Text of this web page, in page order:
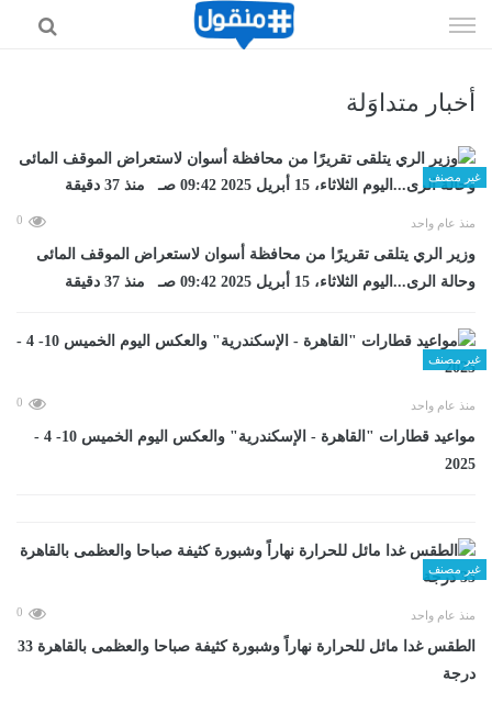
الى
أخبار متداوَلة
غير مصنف
منذ عام واحد 0
وزير الري يتلقى تقريرًا من محافظة أسوان لاستعراض الموقف المائى
وحالة الرى...اليوم الثلاثاء، 15 أبريل 2025 09:42 صـ منذ 37 دقيقة
غير مصنف
منذ عام واحد 0
مواعيد قطارات "القاهرة - الإسكندرية" والعكس اليوم الخميس 10- 4 -
2025
غير مصنف
منذ عام واحد 0
الطقس غدا مائل للحرارة نهاراً وشبورة كثيفة صباحا والعظمى بالقاهرة 33
درجة